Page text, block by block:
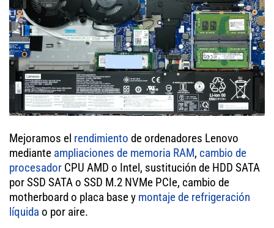
Mejoramos el rendimiento de ordenadores Lenovo
mediante ampliaciones de memoria RAM, cambio de
procesador CPU AMD o Intel, sustitución de HDD SATA
por SSD SATA o SSD M.2 NVMe PCIe, cambio de
motherboard o placa base y montaje de refrigeración
líquida o por aire.